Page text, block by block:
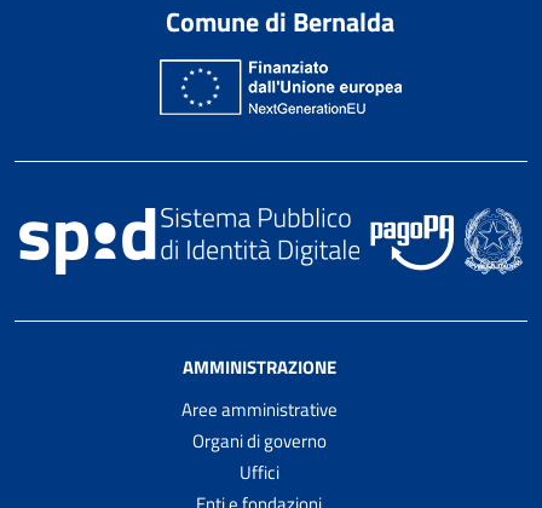
Comune di Bernalda
AMMINISTRAZIONE
Aree amministrative
Organi di governo
Uffici